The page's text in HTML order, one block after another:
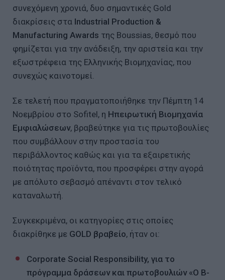
συνεχόμενη χρονιά, δυο σημαντικές Gold
διακρίσεις στα Industrial Production &
Manufacturing Awards της Boussias, θεσμό που
φημίζεται για την ανάδειξη, την αριστεία και την
εξωστρέφεια της Ελληνικής Βιομηχανίας, που
συνεχώς καινοτομεί.
Σε τελετή που πραγματοποιήθηκε την Πέμπτη 14
Νοεμβρίου στο Sofitel, η Ηπειρωτική Βιομηχανία
Εμφιαλώσεων, βραβεύτηκε για τις πρωτοβουλίες
που συμβάλλουν στην προστασία του
περιβάλλοντος καθώς και για τα εξαιρετικής
ποιότητας προϊόντα, που προσφέρει στην αγορά
με απόλυτο σεβασμό απέναντι στον τελικό
καταναλωτή.
Συγκεκριμένα, οι κατηγορίες στις οποίες
διακρίθηκε με GOLD βραβείο, ήταν οι:
Corporate Social Responsibility, για το
πρόγραμμα δράσεων και πρωτοβουλιών «Ο Β-